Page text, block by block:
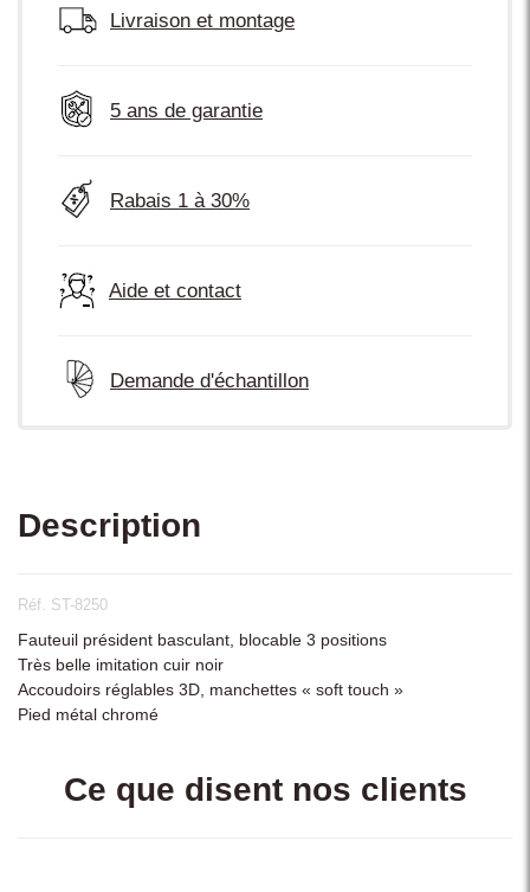
Livraison et montage
5 ans de garantie
Rabais 1 à 30%
Aide et contact
Demande d'échantillon
Description
Réf. ST-8250
Fauteuil président basculant, blocable 3 positions
Très belle imitation cuir noir
Accoudoirs réglables 3D, manchettes « soft touch »
Pied métal chromé
Ce que disent nos clients